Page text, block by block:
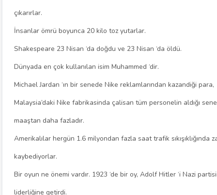
çıkarırlar.
İnsanlar ömrü boyunca 20 kilo toz yutarlar.
Shakespeare 23 Nisan ‘da doğdu ve 23 Nisan ‘da öldü.
Dünyada en çok kullanılan isim Muhammed ‘dir.
Michael Jardan ‘ın bir senede Nike reklamlarından kazandiği para,
Malaysia’daki Nike fabrikasinda çalisan tüm personelin aldığı
maaştan daha fazladır.
Amerikalılar hergün 1.6 milyondan fazla saat trafik sıkışıklığında
kaybediyorlar.
Bir oyun ne önemi vardır. 1923 ‘de bir oy, Adolf Hitler ‘i Nazi
liderliğine getirdi.